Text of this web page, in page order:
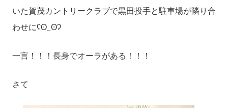
いた賀茂カントリークラブで黒田投手と駐車場が隣り合
わせにʕʘ‿ʘʔ
一言！！！長身でオーラがある！！！
さて